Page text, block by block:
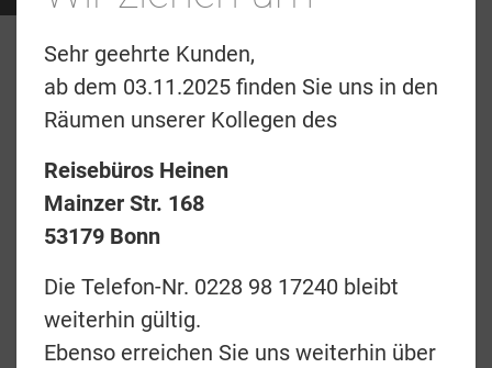
Merkliste
Sehr geehrte Kunden,
ab dem 03.11.2025 finden Sie uns in den
Räumen unserer Kollegen des
Reisebüros Heinen
Mainzer Str. 168
53179 Bonn
Die Telefon-Nr. 0228 98 17240 bleibt
weiterhin gültig.
Ebenso erreichen Sie uns weiterhin über